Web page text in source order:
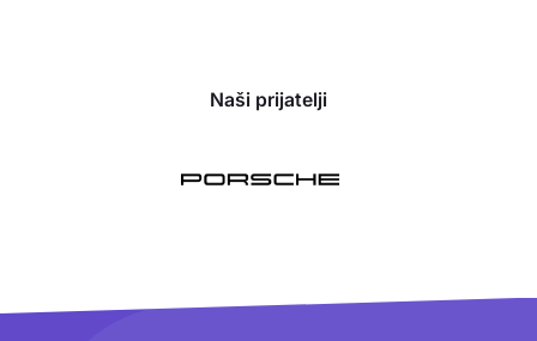
Naši prijatelji